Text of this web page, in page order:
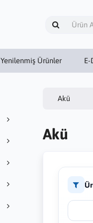
Yenilenmiş Ürünler E-
Akü
Akü